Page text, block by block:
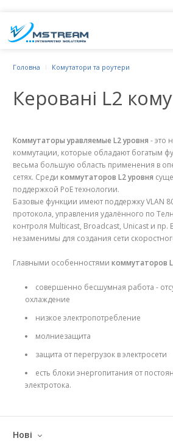
Головна Комутатори та роутери
Керовані L2
Коммутаторы уравляемые L2 уровня - это
коммутации, которые обладают богатым
весьма большую область применения в
сетях. Среди коммутаторов L2 уровня
поддержкой PoE технологии.
Базовые функции имеют поддержку VLAN
протокола, управления удалённого по
контроля Multicast, Broadcast, Unicast и пр.
незаменимы для создания сети
Главными особенностями коммутаторов
совершенно бесшумная работа -
охлаждение
низкое электропотребление
молниезащита
защита от перегрузок в электросети
есть блоки энергопитания от
электротока.
Нові